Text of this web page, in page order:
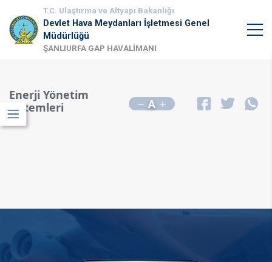
T.C. Ulaştırma ve Altyapı Bakanlığı
Devlet Hava Meydanları İşletmesi Genel
Müdürlüğü
ŞANLIURFA GAP HAVALİMANI
Enerji Yönetim
Sistemleri
A